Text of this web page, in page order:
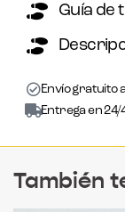
Guía de
Envío gratuito
Entrega en 24/
También